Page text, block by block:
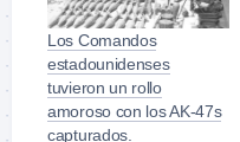
Los Comandos
estadounidenses
tuvieron un rollo
amoroso con los AK-47s
capturados.